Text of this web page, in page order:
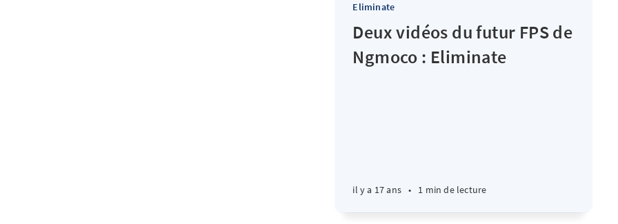
Eliminate
Deux vidéos du futur FPS de
Ngmoco : Eliminate
il y a 17 ans • 1 min de lecture